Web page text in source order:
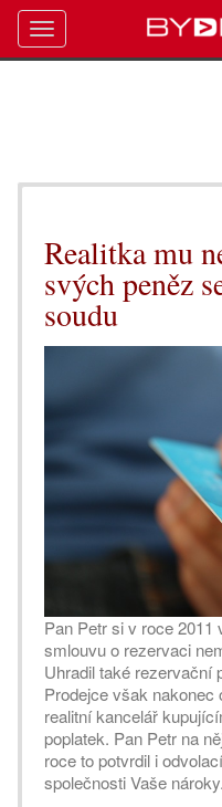
Realitka mu
svých peněz
soudu
Pan Petr si v roce
smlouvu o rezervaci
Uhradil také rezervační
Prodejce však nakonec
realitní kancelář
poplatek. Pan Petr na
roce to potvrdil i
společnosti Vaše
Toggle
navigation